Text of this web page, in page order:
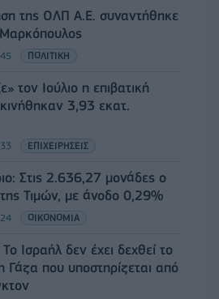
της ΟΛΠ Α.Ε. συναντήθηκε
ΠΟΛΙΤΙΚΗ
τον Ιούλιο η επιβατική
3,93 εκατ.
ΕΠΙΧΕΙΡΗΣΕΙΣ
Στις 2.636,27 μονάδες ο
Τιμών, με άνοδο 0,29%
ΟΙΚΟΝΟΜΙΑ
Ισραήλ δεν έχει δεχθεί το
Γάζα που υποστηρίζεται από